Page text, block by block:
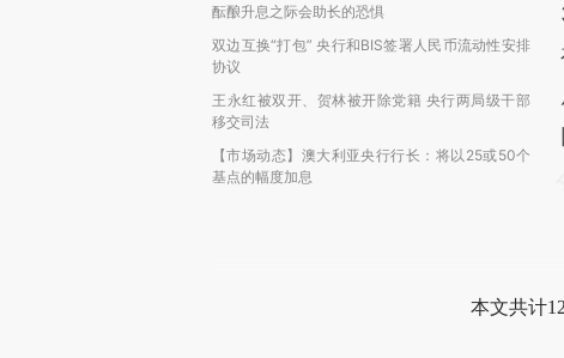
酝酿升息之际会助长的恐惧
双边互换“打包” 央行和BIS签署人民币流动性安排
协议
王永红被双开、贺林被开除党籍 央行两局级干部
移交司法
【市场动态】澳大利亚央行行长：将以25或50个
基点的幅度加息
本文共计